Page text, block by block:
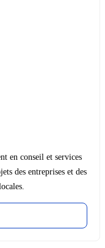
en conseil et services
des entreprises et des